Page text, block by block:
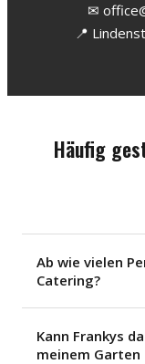
✉
📍
Häufig
Ab wie vielen
Catering?
Kann Frankys
meinem Garten